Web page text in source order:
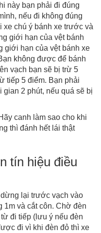
này bạn phải đi đúng
nếu đi không đúng
xe chú ý bánh xe trước và
giới hạn của vệt bánh
giới hạn của vệt bánh xe
không được để bánh
vạch bạn sẽ bị trừ 5
tiếp 5 điểm. Bạn phải
gian 2 phút, nếu quá sẽ bị
canh làm sao cho khi
thì đánh hết lái thật
tín hiệu điều
lại trước vạch vào
1m và cắt côn. Chờ đèn
đi tiếp (lưu ý nếu đèn
đi vì khi đèn đỏ thì xe